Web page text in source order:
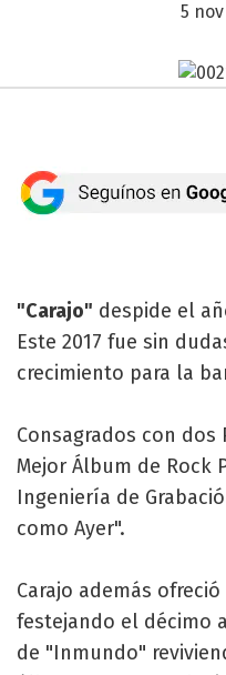
5
"Carajo" despide el
Este 2017 fue sin
crecimiento para la
Consagrados con dos
Mejor Álbum de Rock
Ingeniería de
como Ayer".
Carajo además
festejando el décimo
de "Inmundo"